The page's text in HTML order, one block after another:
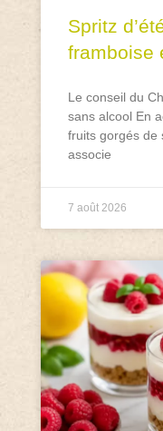
Spritz
framboise
Le conseil du
sans alcool En
fruits gorgés de
associe
7 août 2026